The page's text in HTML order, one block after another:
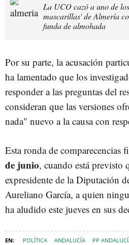
La UCO cazó a uno de
mascarillas' de Almería
funda de almohada
Por su parte, la acusación
ha lamentado que los
responder a las preguntas del
consideran que las versiones
nada" nuevo a la causa con
Esta ronda de comparecencias
de junio, cuando está previsto
expresidente de la Diputación
Aureliano García, a quien
ha aludido este jueves en sus
POLÍTICA ANDALUCÍA PP